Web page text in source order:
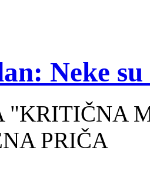
Neke
"KRITIČNA
PRIČA